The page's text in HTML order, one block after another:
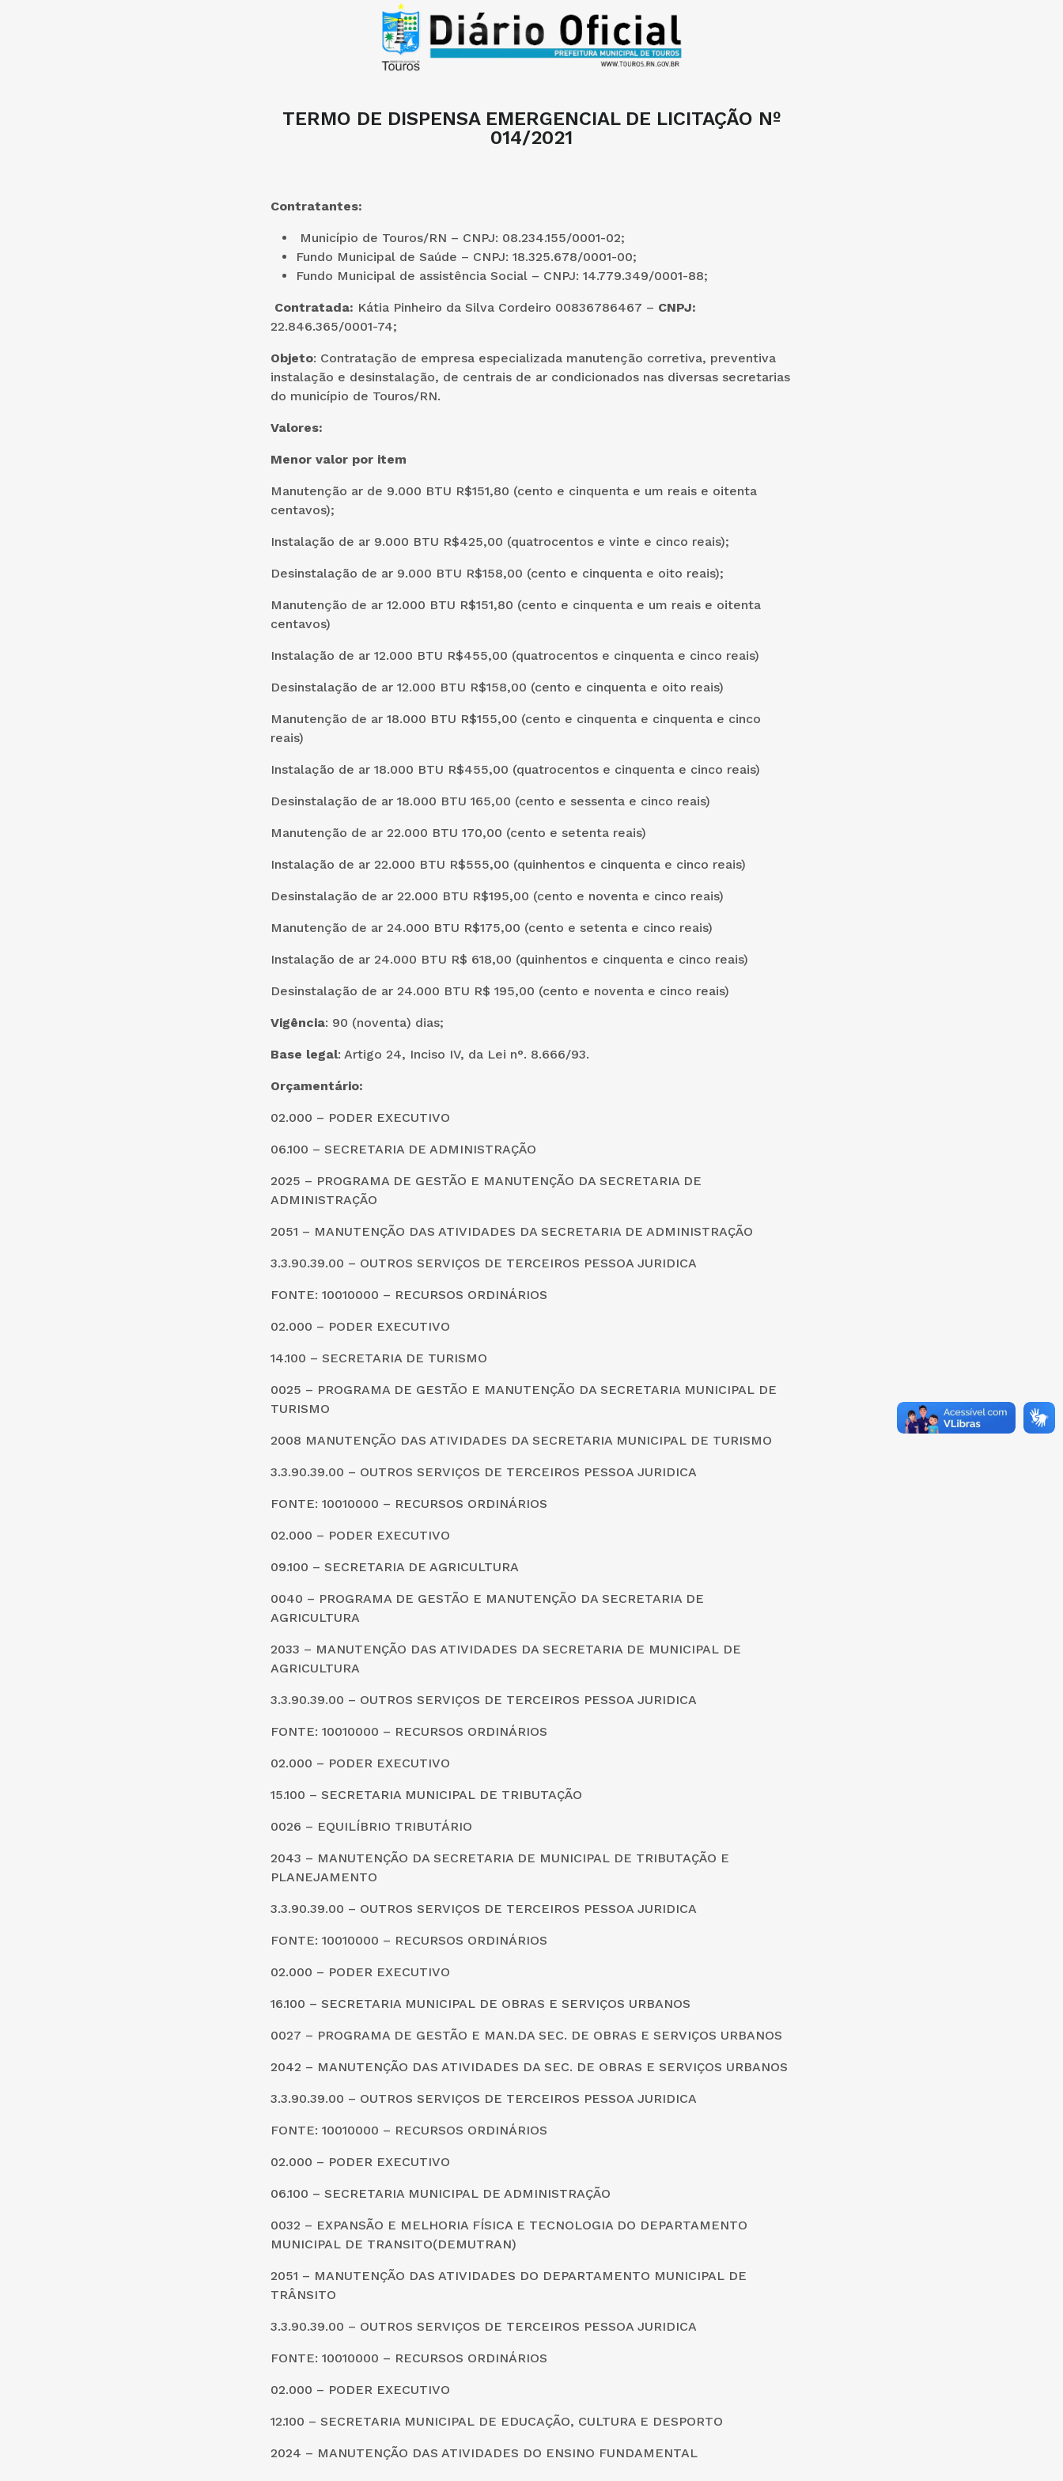
TERMO DE DISPENSA EMERGENCIAL DE LICITAÇÃO Nº
014/2021
Contratantes:
Município de Touros/RN – CNPJ: 08.234.155/0001-02;
Fundo Municipal de Saúde – CNPJ: 18.325.678/0001-00;
Fundo Municipal de assistência Social – CNPJ: 14.779.349/0001-88;
Contratada: Kátia Pinheiro da Silva Cordeiro 00836786467 – CNPJ:
22.846.365/0001-74;
Objeto: Contratação de empresa especializada manutenção corretiva, preventiva
instalação e desinstalação, de centrais de ar condicionados nas diversas secretarias
do município de Touros/RN.
Valores:
Menor valor por item
Manutenção ar de 9.000 BTU R$151,80 (cento e cinquenta e um reais e oitenta
centavos);
Instalação de ar 9.000 BTU R$425,00 (quatrocentos e vinte e cinco reais);
Desinstalação de ar 9.000 BTU R$158,00 (cento e cinquenta e oito reais);
Manutenção de ar 12.000 BTU R$151,80 (cento e cinquenta e um reais e oitenta
centavos)
Instalação de ar 12.000 BTU R$455,00 (quatrocentos e cinquenta e cinco reais)
Desinstalação de ar 12.000 BTU R$158,00 (cento e cinquenta e oito reais)
Manutenção de ar 18.000 BTU R$155,00 (cento e cinquenta e cinquenta e cinco
reais)
Instalação de ar 18.000 BTU R$455,00 (quatrocentos e cinquenta e cinco reais)
Desinstalação de ar 18.000 BTU 165,00 (cento e sessenta e cinco reais)
Manutenção de ar 22.000 BTU 170,00 (cento e setenta reais)
Instalação de ar 22.000 BTU R$555,00 (quinhentos e cinquenta e cinco reais)
Desinstalação de ar 22.000 BTU R$195,00 (cento e noventa e cinco reais)
Manutenção de ar 24.000 BTU R$175,00 (cento e setenta e cinco reais)
Instalação de ar 24.000 BTU R$ 618,00 (quinhentos e cinquenta e cinco reais)
Desinstalação de ar 24.000 BTU R$ 195,00 (cento e noventa e cinco reais)
Vigência: 90 (noventa) dias;
Base legal: Artigo 24, Inciso IV, da Lei n°. 8.666/93.
Orçamentário:
02.000 – PODER EXECUTIVO
06.100 – SECRETARIA DE ADMINISTRAÇÃO
2025 – PROGRAMA DE GESTÃO E MANUTENÇÃO DA SECRETARIA DE
ADMINISTRAÇÃO
2051 – MANUTENÇÃO DAS ATIVIDADES DA SECRETARIA DE ADMINISTRAÇÃO
3.3.90.39.00 – OUTROS SERVIÇOS DE TERCEIROS PESSOA JURIDICA
FONTE: 10010000 – RECURSOS ORDINÁRIOS
02.000 – PODER EXECUTIVO
14.100 – SECRETARIA DE TURISMO
0025 – PROGRAMA DE GESTÃO E MANUTENÇÃO DA SECRETARIA MUNICIPAL DE
TURISMO
2008 MANUTENÇÃO DAS ATIVIDADES DA SECRETARIA MUNICIPAL DE TURISMO
3.3.90.39.00 – OUTROS SERVIÇOS DE TERCEIROS PESSOA JURIDICA
FONTE: 10010000 – RECURSOS ORDINÁRIOS
02.000 – PODER EXECUTIVO
09.100 – SECRETARIA DE AGRICULTURA
0040 – PROGRAMA DE GESTÃO E MANUTENÇÃO DA SECRETARIA DE
AGRICULTURA
2033 – MANUTENÇÃO DAS ATIVIDADES DA SECRETARIA DE MUNICIPAL DE
AGRICULTURA
3.3.90.39.00 – OUTROS SERVIÇOS DE TERCEIROS PESSOA JURIDICA
FONTE: 10010000 – RECURSOS ORDINÁRIOS
02.000 – PODER EXECUTIVO
15.100 – SECRETARIA MUNICIPAL DE TRIBUTAÇÃO
0026 – EQUILÍBRIO TRIBUTÁRIO
2043 – MANUTENÇÃO DA SECRETARIA DE MUNICIPAL DE TRIBUTAÇÃO E
PLANEJAMENTO
3.3.90.39.00 – OUTROS SERVIÇOS DE TERCEIROS PESSOA JURIDICA
FONTE: 10010000 – RECURSOS ORDINÁRIOS
02.000 – PODER EXECUTIVO
16.100 – SECRETARIA MUNICIPAL DE OBRAS E SERVIÇOS URBANOS
0027 – PROGRAMA DE GESTÃO E MAN.DA SEC. DE OBRAS E SERVIÇOS URBANOS
2042 – MANUTENÇÃO DAS ATIVIDADES DA SEC. DE OBRAS E SERVIÇOS URBANOS
3.3.90.39.00 – OUTROS SERVIÇOS DE TERCEIROS PESSOA JURIDICA
FONTE: 10010000 – RECURSOS ORDINÁRIOS
02.000 – PODER EXECUTIVO
06.100 – SECRETARIA MUNICIPAL DE ADMINISTRAÇÃO
0032 – EXPANSÃO E MELHORIA FÍSICA E TECNOLOGIA DO DEPARTAMENTO
MUNICIPAL DE TRANSITO(DEMUTRAN)
2051 – MANUTENÇÃO DAS ATIVIDADES DO DEPARTAMENTO MUNICIPAL DE
TRÂNSITO
3.3.90.39.00 – OUTROS SERVIÇOS DE TERCEIROS PESSOA JURIDICA
FONTE: 10010000 – RECURSOS ORDINÁRIOS
02.000 – PODER EXECUTIVO
12.100 – SECRETARIA MUNICIPAL DE EDUCAÇÃO, CULTURA E DESPORTO
2024 – MANUTENÇÃO DAS ATIVIDADES DO ENSINO FUNDAMENTAL